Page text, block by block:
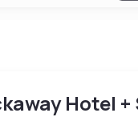
Hotel +